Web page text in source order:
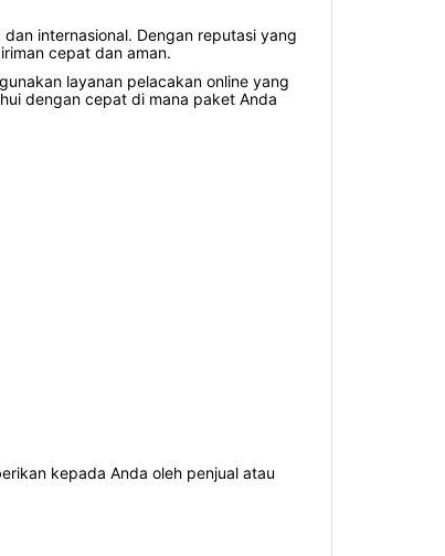
internasional. Dengan reputasi yang
cepat dan aman.
layanan pelacakan online yang
dengan cepat di mana paket Anda
kepada Anda oleh penjual atau